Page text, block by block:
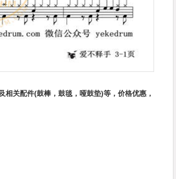
关配件(鼓棒，鼓毯，哑鼓垫)等，价格优惠，